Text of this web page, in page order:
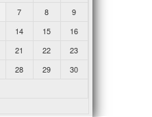
7 8
9
14 15
16
21 22
23
28 29
30